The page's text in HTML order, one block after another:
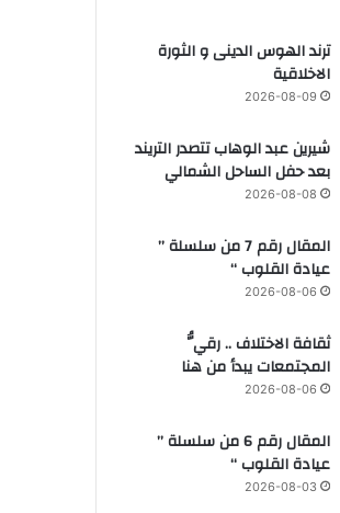
ترند الهوس الدينى و الثورة
الاخلاقية
2026-08-09
شيرين عبد الوهاب تتصدر التريند
بعد حفل الساحل الشمالي
2026-08-08
المقال رقم 7 من سلسلة ”
عيادة القلوب “
2026-08-06
ثقافة الاختلاف .. رقيُّ
المجتمعات يبدأ من هنا
2026-08-06
المقال رقم 6 من سلسلة ”
عيادة القلوب “
2026-08-03